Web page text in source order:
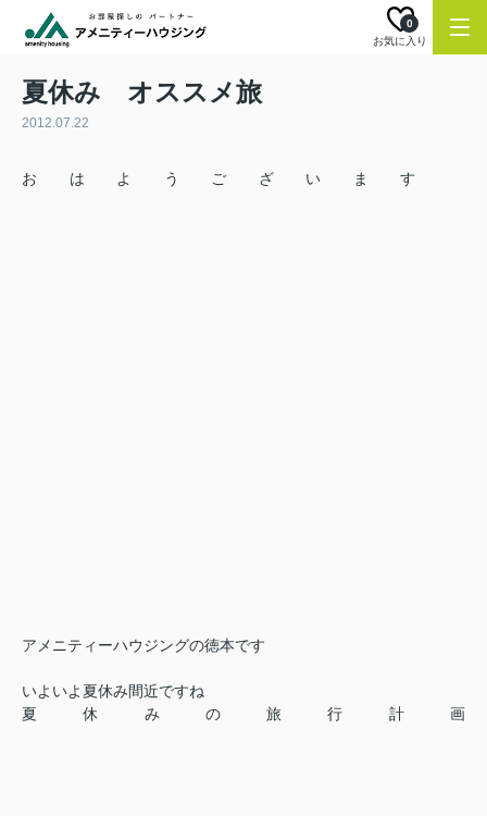
お気に入り
0
夏休み オススメ旅
2012.07.22
おはようございます
アメニティーハウジングの徳本です
いよいよ夏休み間近ですね
夏休みの旅行計画